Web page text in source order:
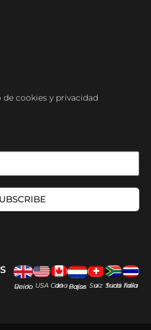
cookies y privacidad
Reino Unido USA Canadá Países Bajos Suiza Sudáfrica Tailandia